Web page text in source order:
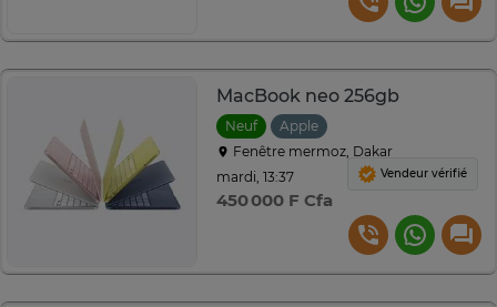
MacBook neo 256gb
Neuf
Apple
Fenêtre mermoz, Dakar
mardi, 13:37
450 000 F Cfa
Vendeur vérifié